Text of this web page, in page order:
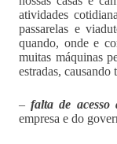
atividades
passarelas e
quando, onde e
muitas máquinas
estradas, causando
–falta de acesso
empresa e do